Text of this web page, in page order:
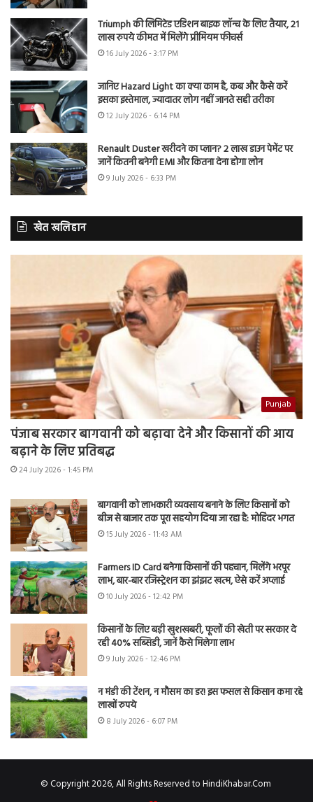
Triumph की लिमिटेड एडिशन बाइक लॉन्च के लिए तैयार, 21
लाख रुपये कीमत में मिलेंगे प्रीमियम फीचर्स
16 July 2026 - 3:17 PM
जानिए Hazard Light का क्या काम है, कब और कैसे करें
इसका इस्तेमाल, ज्यादातर लोग नहीं जानते सही तरीका
12 July 2026 - 6:14 PM
Renault Duster खरीदने का प्लान? 2 लाख डाउन पेमेंट पर
जानें कितनी बनेगी EMI और कितना देना होगा लोन
9 July 2026 - 6:33 PM
खेत खलिहान
Punjab
पंजाब सरकार बागवानी को बढ़ावा देने और किसानों की आय
बढ़ाने के लिए प्रतिबद्ध
24 July 2026 - 1:45 PM
बागवानी को लाभकारी व्यवसाय बनाने के लिए किसानों को
बीज से बाजार तक पूरा सहयोग दिया जा रहा है: मोहिंदर भगत
15 July 2026 - 11:43 AM
Farmers ID Card बनेगा किसानों की पहचान, मिलेंगे भरपूर
लाभ, बार-बार रजिस्ट्रेशन का झंझट खत्म, ऐसे करें अप्लाई
10 July 2026 - 12:42 PM
किसानों के लिए बड़ी खुशखबरी, फूलों की खेती पर सरकार दे
रही 40% सब्सिडी, जानें कैसे मिलेगा लाभ
9 July 2026 - 12:46 PM
न मंडी की टेंशन, न मौसम का डर! इस फसल से किसान कमा रहे
लाखों रुपये
8 July 2026 - 6:07 PM
© Copyright 2026, All Rights Reserved to HindiKhabar.Com